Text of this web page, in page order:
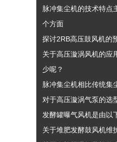
脉冲集尘机的技术特点
个方面
探讨2RB高压鼓风机的
关于高压漩涡风机的应
少呢？
脉冲集尘机相比传统集
对于高压漩涡气泵的选
发酵罐曝气风机是由以
关于堆肥发酵鼓风机维